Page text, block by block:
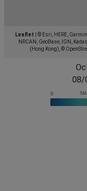
Leaflet
© Esri, HERE,
NRCAN, GeoBase, IGN,
(Hong Kong), ©
08/